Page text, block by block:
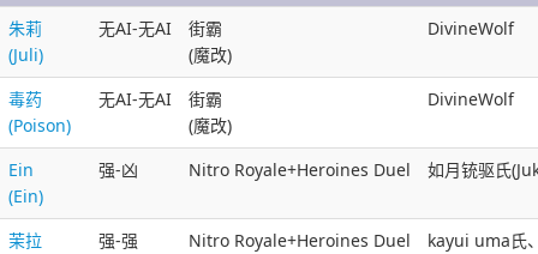
朱莉
(Juli)
无AI-无AI
街霸
(魔改)
DivineWolf
毒药
(Poison)
无AI-无AI
街霸
(魔改)
DivineWolf
Ein
(Ein)
强-凶 Nitro Royale+Heroines Duel 如月铳驱氏
茉拉
强-强 Nitro Royale+Heroines Duel kayui uma氏